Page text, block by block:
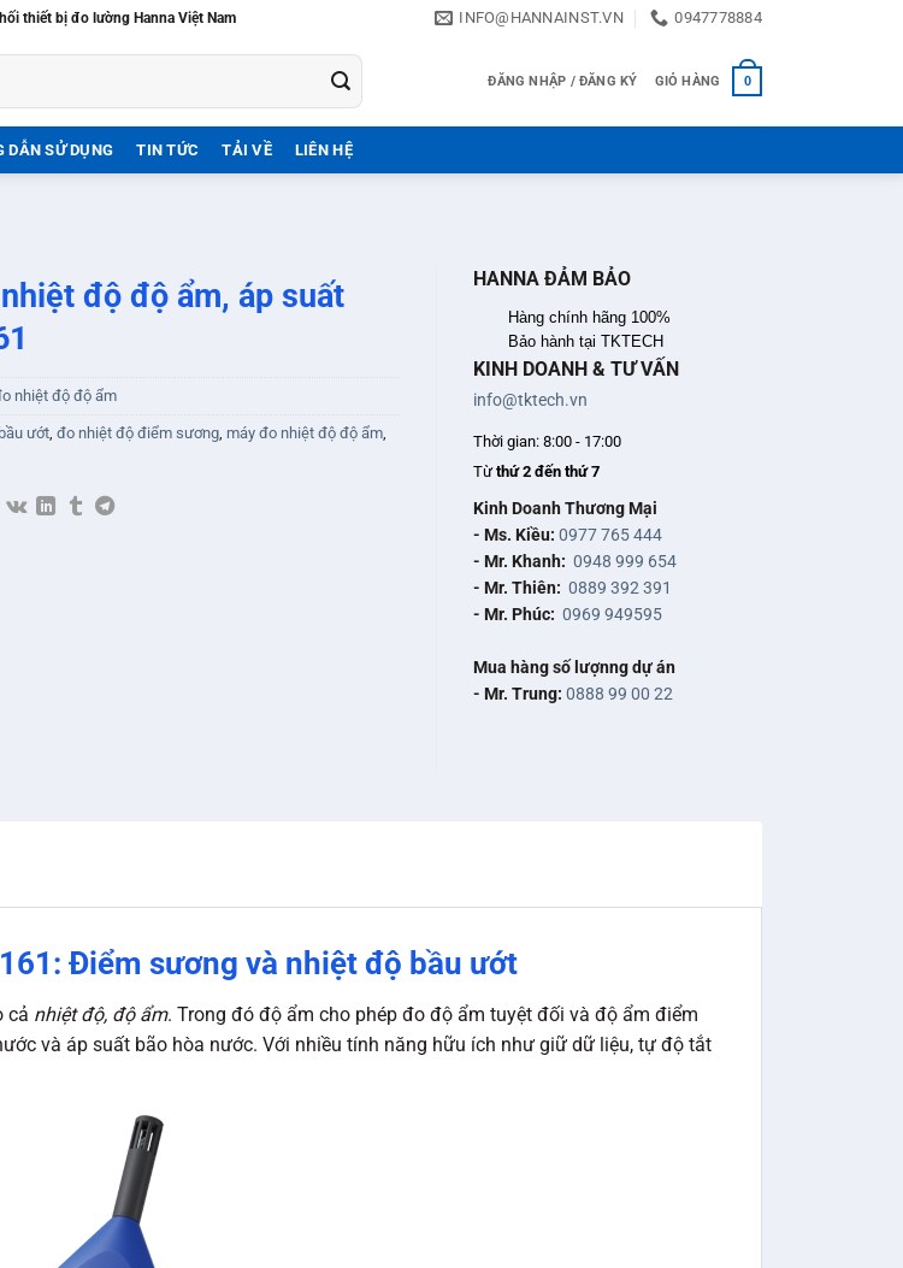
thiết bị đo lường Hanna Việt Nam INFO@HANNAINST.VN 0947778884
ĐĂNG NHẬP / ĐĂNG KÝ GIỎ HÀNG 0
DẪN SỬ DỤNG TIN TỨC TẢI VỀ LIÊN HỆ
độ độ ẩm, áp suất
nhiệt độ độ ẩm
ướt đo nhiệt độ điểm sương máy đo nhiệt độ độ ẩm
HANNA ĐẢM BẢO
Hàng chính hãng 100%
Bảo hành tại TKTECH
KINH DOANH & TƯ VẤN
info@tktech.vn
Thời gian: 8:00 - 17:00
Từthứ 2 đến thứ 7
Kinh Doanh Thương Mại
- Ms. Kiều: 0977 765 444
- Mr. Khanh: 0948 999 654
- Mr. Thiên: 0889 392 391
- Mr. Phúc: 0969 949595
Mua hàng số lượnng dự án
- Mr. Trung: 0888 99 00 22
Điểm sương và nhiệt độ bầu ướt
cả nhiệt độ, độ ẩm. Trong đó độ ẩm cho phép đo độ ẩm tuyệt đối và độ ẩm điểm
và áp suất bão hòa nước. Với nhiều tính năng hữu ích như giữ dữ liệu, tự độ tắt